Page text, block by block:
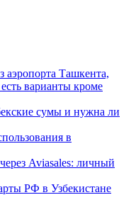
аэропорта Ташкента,
варианты кроме
сумы и нужна ли
в
Aviasales: личный
РФ в Узбекистане